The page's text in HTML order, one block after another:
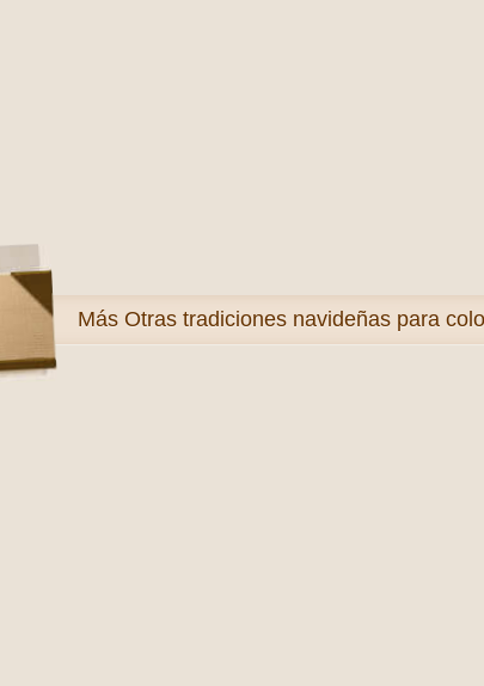
Más Otras tradiciones navideñas para